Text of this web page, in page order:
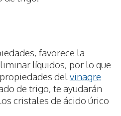
favorece la
líquidos, por lo que
del vinagre
de trigo, te ayudarán
cristales de ácido úrico